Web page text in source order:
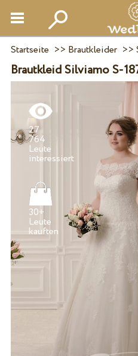
Startseite >> Brautkleider>>
Brautkleid Silviamo S-
27
764
Leute
30+
Leute